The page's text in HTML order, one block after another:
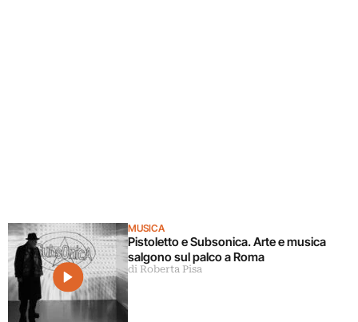
MUSICA
Pistoletto e Subsonica. Arte e musica
salgono sul palco a Roma
di Roberta Pisa